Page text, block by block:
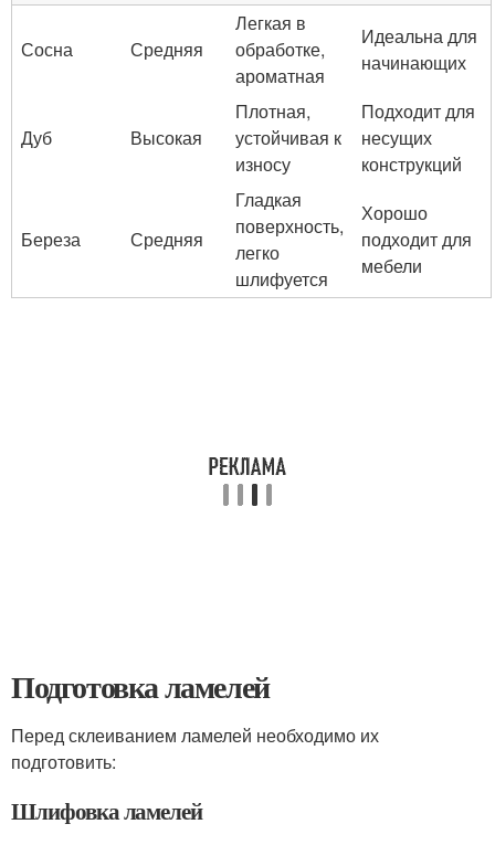
Сосна Средняя
Легкая в
обработке,
ароматная
Идеальна для
начинающих
Дуб Высокая
Плотная,
устойчивая к
износу
Подходит для
несущих
конструкций
Береза Средняя
Гладкая
поверхность,
легко
шлифуется
Хорошо
подходит для
мебели
Подготовка ламелей
Перед склеиванием ламелей необходимо их
подготовить:
Шлифовка ламелей